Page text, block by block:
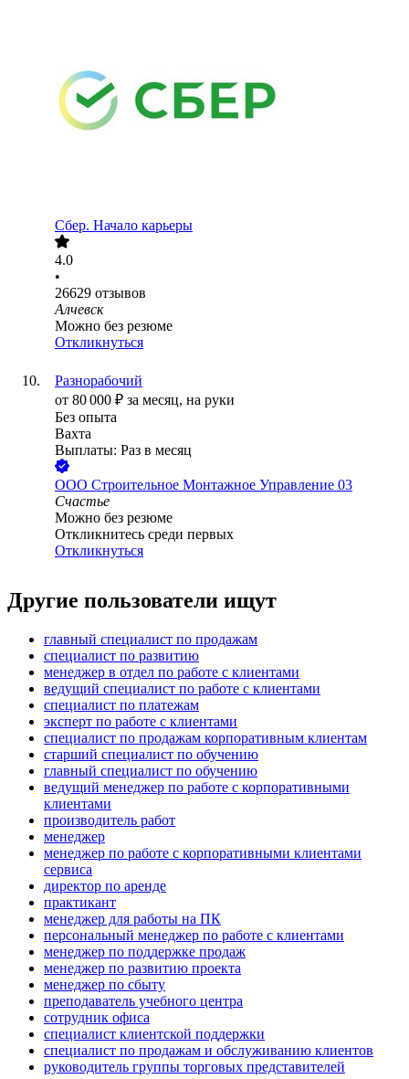
Сбер. Начало карьеры
4.0
•
26629 отзывов
Алчевск
Можно без резюме
Откликнуться
Разнорабочий
от 80 000 ₽ за месяц, на руки
Без опыта
Вахта
Выплаты: Раз в месяц
ООО Строительное Монтажное Управление 03
Счастье
Можно без резюме
Откликнитесь среди первых
Откликнуться
Другие пользователи ищут
главный специалист по продажам
специалист по развитию
менеджер в отдел по работе с клиентами
ведущий специалист по работе с клиентами
специалист по платежам
эксперт по работе с клиентами
специалист по продажам корпоративным клиентам
старший специалист по обучению
главный специалист по обучению
ведущий менеджер по работе с корпоративными
клиентами
производитель работ
менеджер
менеджер по работе с корпоративными клиентами
сервиса
директор по аренде
практикант
менеджер для работы на ПК
персональный менеджер по работе с клиентами
менеджер по поддержке продаж
менеджер по развитию проекта
менеджер по сбыту
преподаватель учебного центра
сотрудник офиса
специалист клиентской поддержки
специалист по продажам и обслуживанию клиентов
руководитель группы торговых представителей